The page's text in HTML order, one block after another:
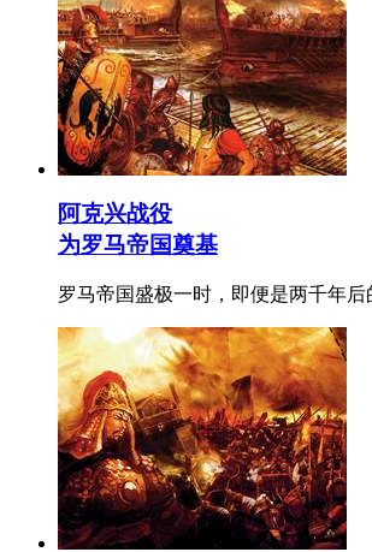
阿克兴战役
为罗马帝国奠基
罗马帝国盛极一时，即便是两千年